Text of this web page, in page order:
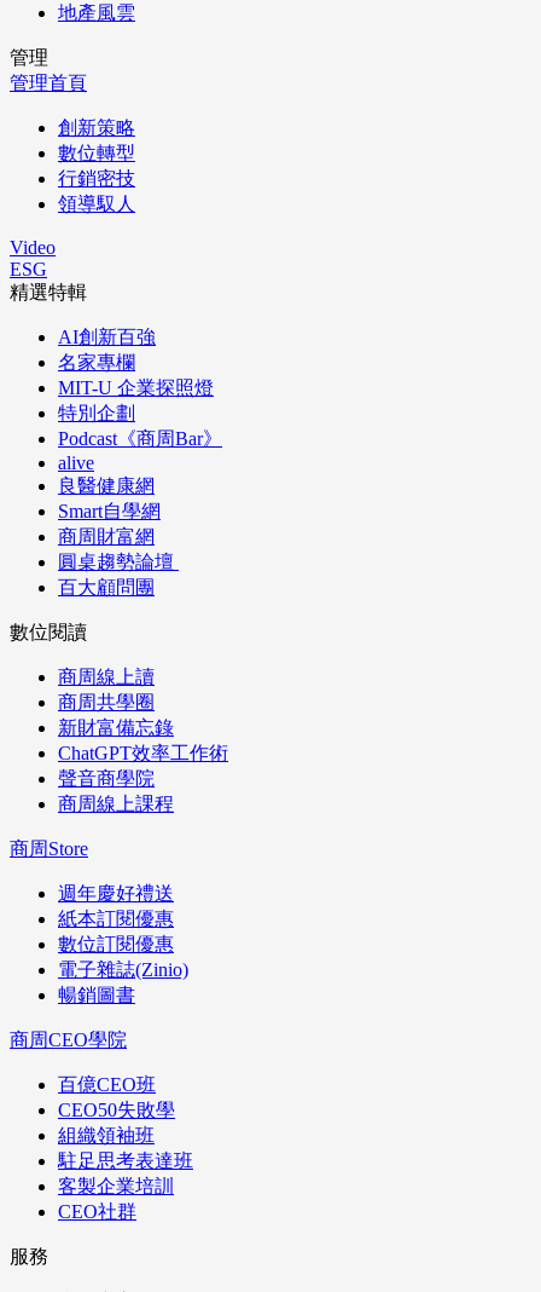
地產風雲
管理
管理首頁
創新策略
數位轉型
行銷密技
領導馭人
Video
ESG
精選特輯
AI創新百強
名家專欄
MIT-U 企業探照燈
特別企劃
Podcast《商周Bar》
alive
良醫健康網
Smart自學網
商周財富網
圓桌趨勢論壇
百大顧問團
數位閱讀
商周線上讀
商周共學圈
新財富備忘錄
ChatGPT效率工作術
聲音商學院
商周線上課程
商周Store
週年慶好禮送
紙本訂閱優惠
數位訂閱優惠
電子雜誌(Zinio)
暢銷圖書
商周CEO學院
百億CEO班
CEO50失敗學
組織領袖班
駐足思考表達班
客製企業培訓
CEO社群
服務